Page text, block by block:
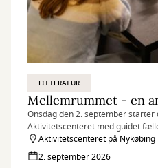
LITTERATUR
Onsdag den 2. september
Aktivitetscenteret med guidet
mødegange. Se datoer og
Aktivitetscenteret på Nykøbing
2. september 2026